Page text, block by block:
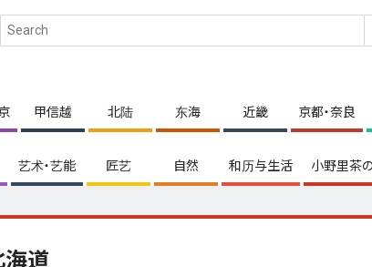
甲信越 北陆 东海 近畿 京都・奈良
艺术・艺能 匠艺 自然 和历与生活 小野里茶
海道